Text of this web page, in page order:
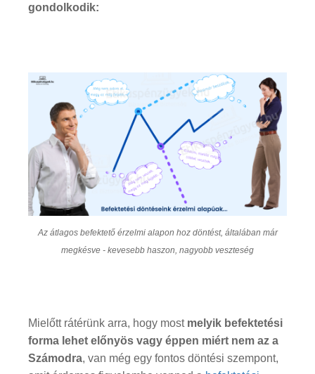
gondolkodik:
Az átlagos befektető érzelmi alapon hoz döntést, általában már
megkésve - kevesebb haszon, nagyobb veszteség
Mielőtt rátérünk arra, hogy most melyik befektetési
forma lehet előnyös vagy éppen miért nem az a
Számodra, van még egy fontos döntési szempont,